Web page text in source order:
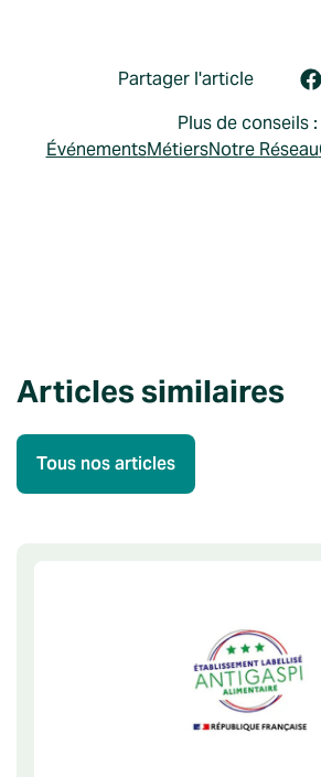
Partager l'article
Plus de conseils :
ÉvénementsMétiersNotre Réseau
Articles similaires
Tous nos articles